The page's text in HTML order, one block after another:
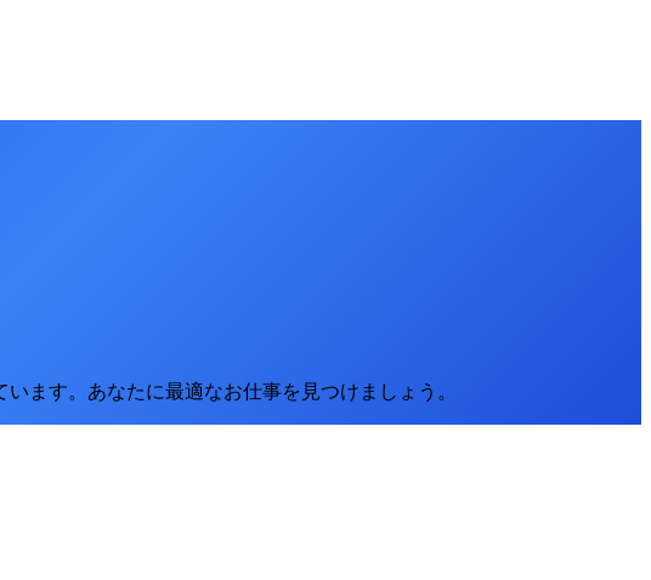
ます。 あなたに最適なお仕事を見つけましょう。